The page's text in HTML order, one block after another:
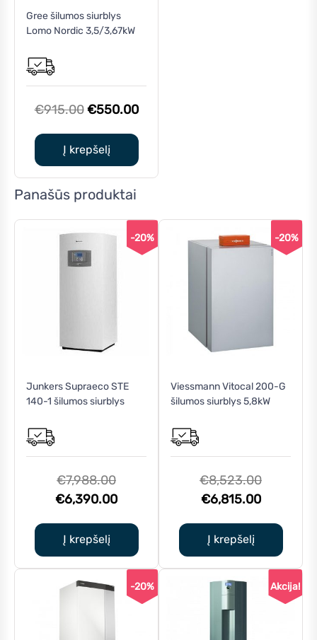
Gree šilumos siurblys
Lomo Nordic 3,5/3,67kW
€915.00 Original
was:
€915.00.
€550.00Current
€550.00.
Į krepšelį
Panašūs produktai
-20%
Junkers Supraeco STE
140-1 šilumos siurblys
€7,988.00Original
price
€6,390.00Current
€6,390.00.
Į krepšelį
-20%
Viessmann Vitocal 200-G
šilumos siurblys 5,8kW
€8,523.00Original
€6,815.00Current
Į krepšelį
-20% Akcija!